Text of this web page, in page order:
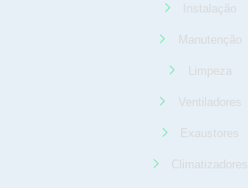
Instalação
Manutenção
Limpeza
Ventiladores
Exaustores
Climatizadores